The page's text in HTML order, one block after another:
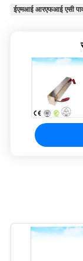
ईएमआई आरएफआई एसी